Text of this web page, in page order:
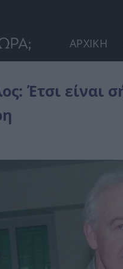
ΑΡΧΙΚΗ
Έτσι είναι